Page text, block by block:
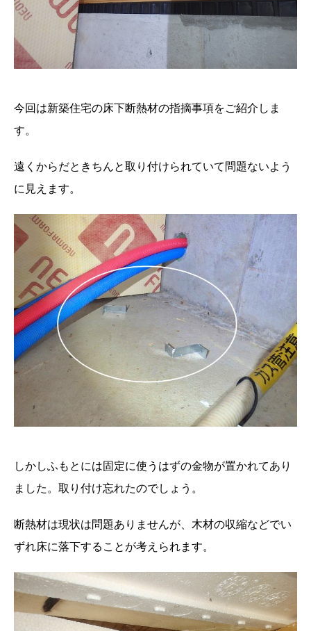
今回は新築住宅の床下断熱材の指摘事項をご紹介しま
す。
遠くからだときちんと取り付けられていて問題ないよう
に見えます。
しかしふもとには固定に使うはずの金物が置かれてあり
ました。取り付け忘れたのでしょう。
断熱材は現状は問題ありませんが、木材の収縮などでい
ずれ床に落下することが考えられます。